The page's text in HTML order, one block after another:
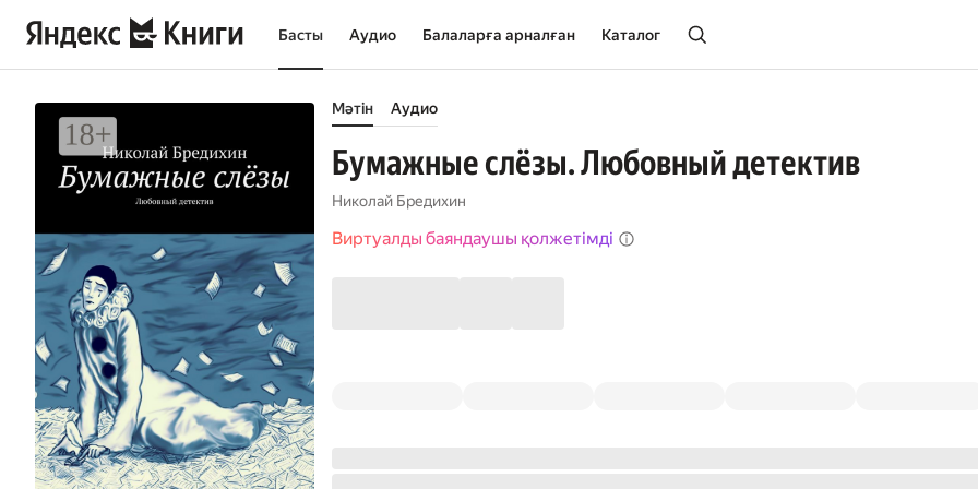
Басты Аудио Балаларға арналған Каталог
Мәтін Аудио
Бумажные слёзы. Любовный детектив
Николай Бредихин
Виртуалды баяндаушы қолжетімді